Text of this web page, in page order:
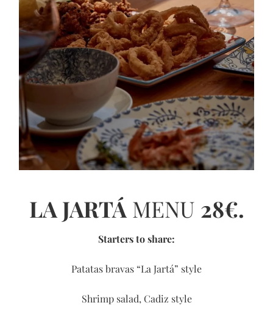
LA JARTÁ MENU 28€.
Starters to share:
Patatas bravas “La Jartá” style
Shrimp salad, Cadiz style